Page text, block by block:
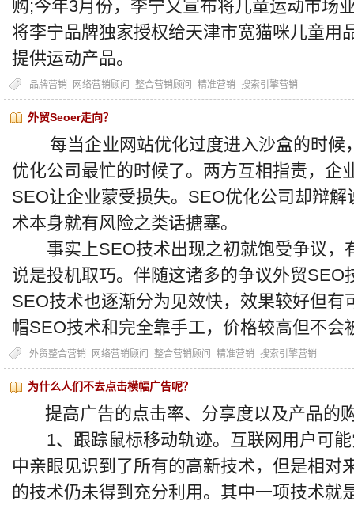
购;今年3月份，李宁又宣布将儿童运动市场
将李宁品牌独家授权给天津市宽猫咪儿童用
提供运动产品。
品牌营销 网络营销顾问 整合营销顾问 精准营销 搜索引擎营销
外贸Seoer走向？
每当企业网站优化过度进入沙盒的时候
优化公司最忙的时候了。两方互相指责，企
SEO让企业蒙受损失。SEO优化公司却辩
术本身就有风险之类话搪塞。
事实上SEO技术出现之初就饱受争议，
说是投机取巧。伴随这诸多的争议外贸SEO
SEO技术也逐渐分为见效快，效果较好但有
帽SEO技术和完全靠手工，价格较高但不会
外贸整合营销 网络营销顾问 整合营销顾问 精准营销 搜索引擎营销
为什么人们不去点击横幅广告呢？
提高广告的点击率、分享度以及产品的
1、跟踪鼠标移动轨迹。互联网用户可能
中亲眼见识到了所有的高新技术，但是相对
的技术仍未得到充分利用。其中一项技术就